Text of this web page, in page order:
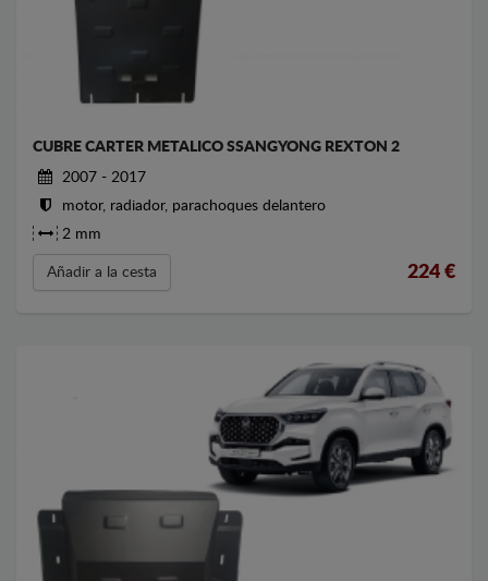
CUBRE CARTER METALICO SSANGYONG REXTON 2
2007 - 2017
motor, radiador, parachoques delantero
2 mm
Añadir a la cesta 224 €